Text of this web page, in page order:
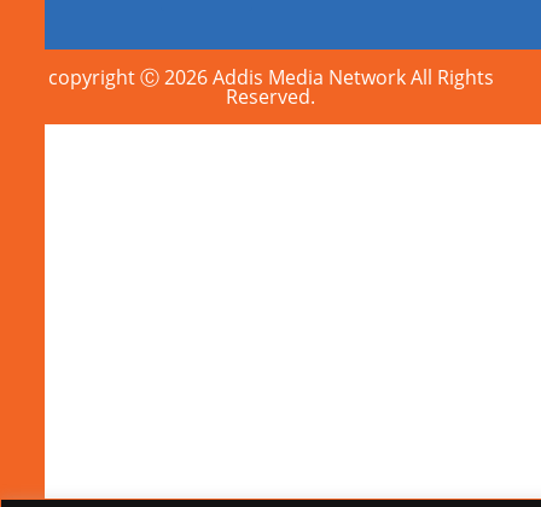
copyright Ⓒ 2026 Addis Media Network All Rights
Reserved.